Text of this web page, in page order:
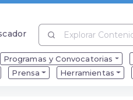
Programas y Convocatorias
Prensa Herramientas